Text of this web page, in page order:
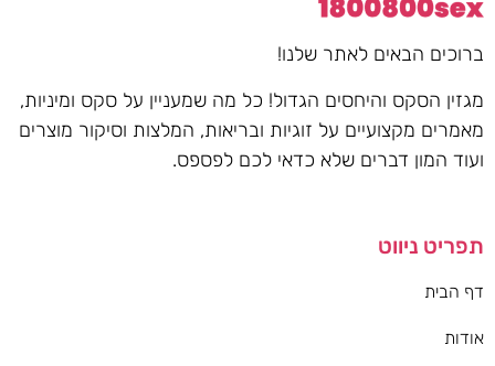
ברוכים הבאים לאתר שלנו!
מגזין הסקס והיחסים הגדול! כל מה שמעניין על סקס ומיניות,
מאמרים מקצועיים על זוגיות ובריאות, המלצות וסיקור מוצרים
ועוד המון דברים שלא כדאי לכם לפספס.
תפריט ניווט
דף הבית
אודות